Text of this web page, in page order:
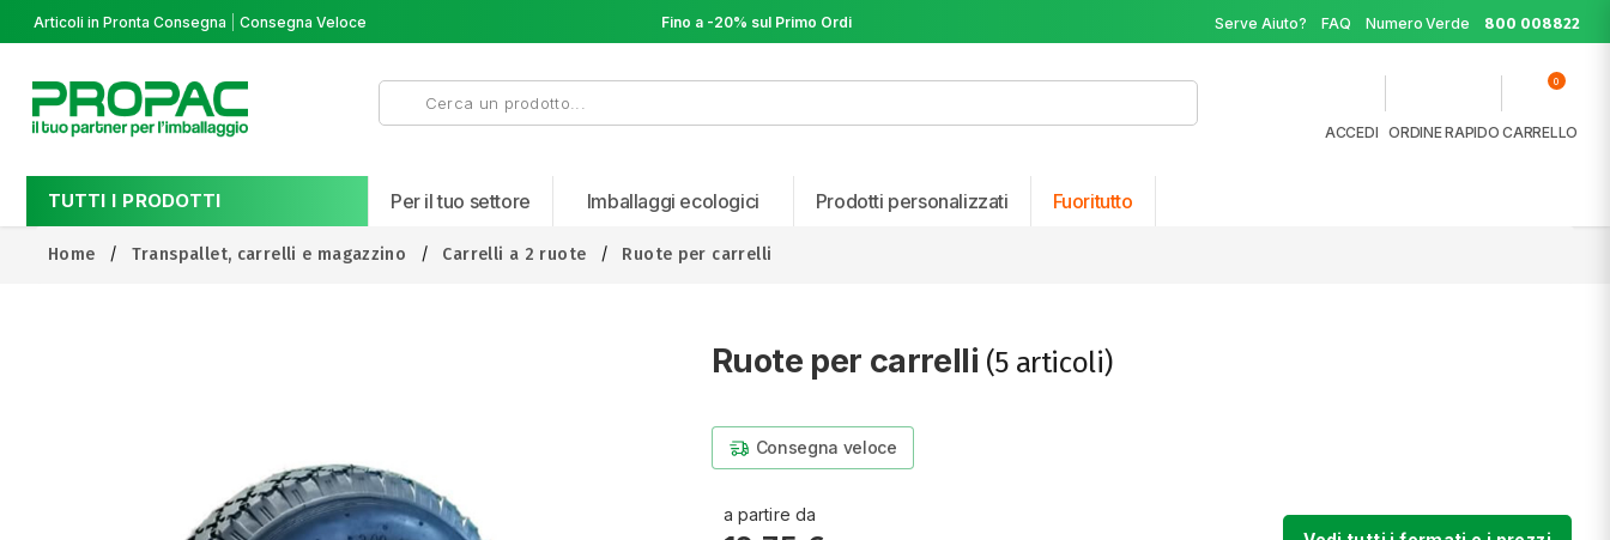
Serve Aiuto? FAQ Numero Verde 800 008822
Articoli in Pronta Consegna Consegna Veloce Fino a -20% sul Primo Ordine
0
CARRELLO
ORDINE RAPIDO
ACCEDI
TUTTI I PRODOTTI Per il tuo settore Imballaggi ecologici Prodotti personalizzati Fuoritutto
Home Transpallet, carrelli e magazzino Carrelli a 2 ruote Ruote per carrelli
Ruote per carrelli (5 articoli)
Consegna veloce
a partire da